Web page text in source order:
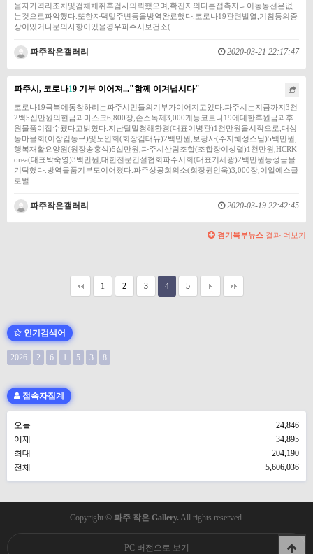
을자가격리조치및검체채취후검사의뢰했으며,확진자의다른접촉자나이동동선은없
는것으로파악했다.또한자택및주변등을방역완료했다.코로나19관련발열,기침등의증
상이있거나문의사항이있을경우파주시보건소(…
파주작은갤러리 2020-03-21 22:17:47
파주시, 코로나19 기부 이어져..."함께 이겨냅시다"
​​코로나19극복에동참하려는파주시민들의기부가이어지고있다.파주시는지금까지3천
2백5십만원의현금과마스크6,800장,손소독제3,000개등코로나19에대한후원금과후
원물품이접수됐다고밝혔다.지난달말청해환경(대표이병관)1천만원을시작으로,대성
동마을회(이장김동구)및노인회(회장김태유)2백만원,보광사(주지혜성스님)5백만원,
행복재활요양원(원장송홍석)5십만원,파주시산림조합(조합장이성렬)1천만원,HCRK
orea(대표박숙영)3백만원,대한전문건설협회파주시회(대표기세광)2백만원등성금을
기탁했다.​방역물품기부도이어졌다.파주상공회의소(회장권인욱)3,000장,이알에스글
로벌…
파주작은갤러리 2020-03-19 22:42:45
경기북부뉴스 결과 더보기
1 2 3 4 5
인기검색어
2026 2 6 1 5 3 8
접속자집계
오늘
24,846
어제
34,895
최대
204,190
전체
5,606,036
Copyright © 파주 작은 Gallery. All rights reserved.
PC 버전으로 보기